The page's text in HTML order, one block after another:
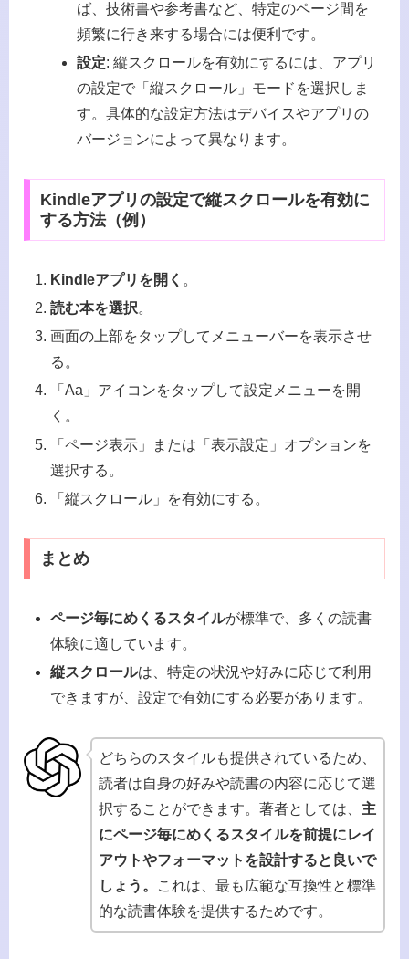
ば、技術書や参考書など、特定のページ間を
頻繁に行き来する場合には便利です。
設定: 縦スクロールを有効にするには、アプリ
の設定で「縦スクロール」モードを選択しま
す。具体的な設定方法はデバイスやアプリの
バージョンによって異なります。
Kindleアプリの設定で縦スクロールを有効に
する方法（例）
Kindleアプリを開く 。
読む本を選択。
画面の上部をタップしてメニューバーを表示させ
る。
「Aa」アイコンをタップして設定メニューを開
く。
「ページ表示」または「表示設定」オプションを
選択する。
「縦スクロール」を有効にする。
まとめ
ページ毎にめくるスタイルが標準で、多くの読書
体験に適しています。
縦スクロールは、特定の状況や好みに応じて利用
できますが、設定で有効にする必要があります。
どちらのスタイルも提供されているため、
読者は自身の好みや読書の内容に応じて選
択することができます。著者としては、 主
にページ毎にめくるスタイルを前提にレイ
アウトやフォーマットを設計すると良いで
しょう。 これは、最も広範な互換性と標準
的な読書体験を提供するためです。